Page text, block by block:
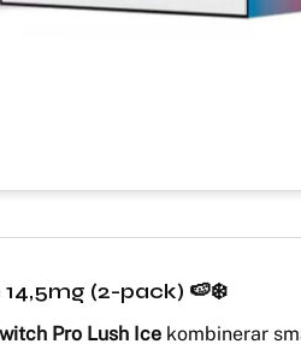
(2-pack) 🍉❄️
Pro Lush Ice kombinerar